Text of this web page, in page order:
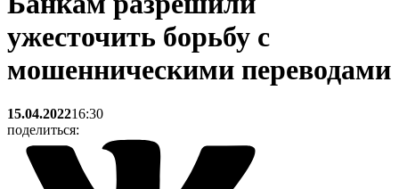
ужесточить борьбу с
мошенническими переводами
15.04.202216:30
поделиться: